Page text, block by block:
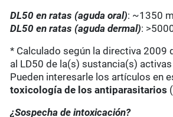
DL50 en ratas (aguda oral): ~1350
DL50 en ratas (aguda dermal):
* Calculado según la directiva 2009
al LD50 de la(s) sustancia(s)
Pueden interesarle los artículos en
toxicología de los antiparasitarios (
¿Sospecha de intoxicación?